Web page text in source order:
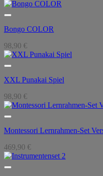
Bongo COLOR
98,90 €
XXL Punakai Spiel
98,90 €
Montessori Lernrahmen-Set
469,90 €